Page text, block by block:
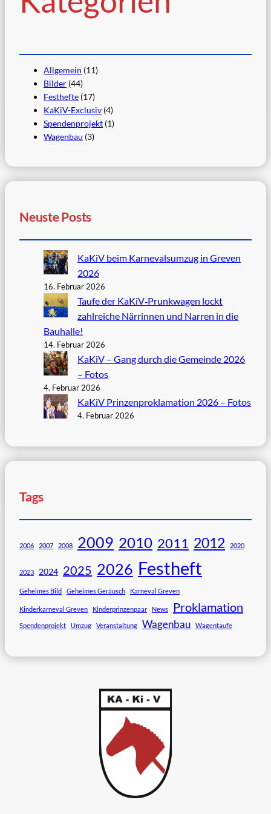
Allgemein (11)
Bilder (44)
Festhefte (17)
KaKiV-Exclusiv (4)
Spendenprojekt (1)
Wagenbau (3)
Neuste Posts
KaKiV beim Karnevalsumzug in Greven
2026
16. Februar 2026
Taufe der KaKiV‑Prunkwagen lockt
zahlreiche Närrinnen und Narren in die
Bauhalle!
14. Februar 2026
KaKiV – Gang durch die Gemeinde 2026
– Fotos
4. Februar 2026
KaKiV Prinzenproklamation 2026 – Fotos
4. Februar 2026
Tags
2006 2007 2008 2009 2010 2011 2012 2020
2023 2024 2025 2026 Festheft
Geheimes Bild Geheimes Geräusch Karneval Greven
Kinderkarneval Greven Kinderprinzenpaar News Proklamation
Spendenprojekt Umzug Veranstaltung Wagenbau Wagentaufe